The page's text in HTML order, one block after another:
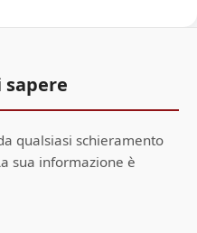
qualsiasi schieramento
sua informazione è